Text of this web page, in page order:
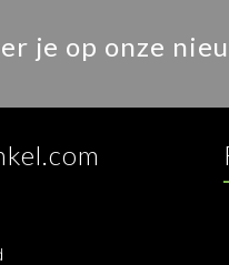
je op onze